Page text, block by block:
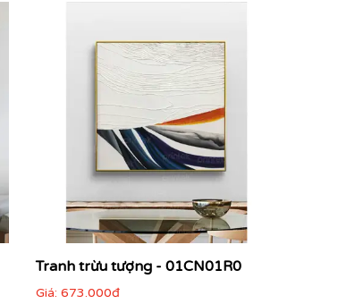
Tranh trừu tượng - 01CN01R0
Giá: 673.000đ